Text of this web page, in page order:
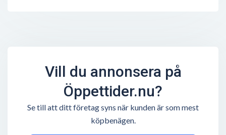
Vill du annonsera på
Öppettider.nu?
Se till att ditt företag syns när kunden är som mest
köpbenägen.